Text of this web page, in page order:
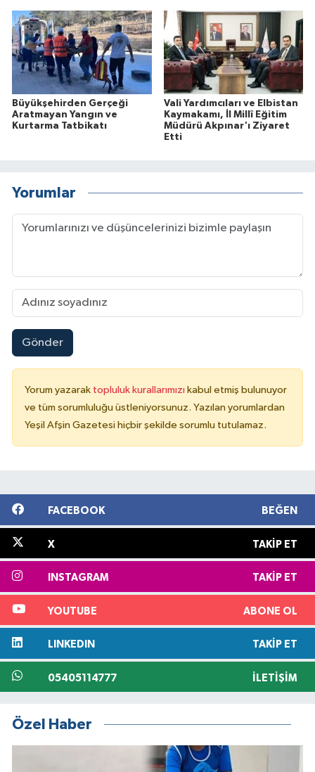
Büyükşehirden Gerçeği
Aratmayan Yangın ve
Kurtarma Tatbikatı
Vali Yardımcıları ve Elbistan
Kaymakamı, İl Millî Eğitim
Müdürü Akpınar'ı Ziyaret
Etti
Yorumlar
Gönder
Yorum yazarak topluluk kurallarımızı kabul etmiş bulunuyor
ve tüm sorumluluğu üstleniyorsunuz. Yazılan yorumlardan
Yeşil Afşin Gazetesi hiçbir şekilde sorumlu tutulamaz.
FACEBOOK BEĞEN
X TAKIP ET
INSTAGRAM TAKIP ET
YOUTUBE ABONE OL
LINKEDIN TAKIP ET
05405114777 İLETIŞIM
Özel Haber